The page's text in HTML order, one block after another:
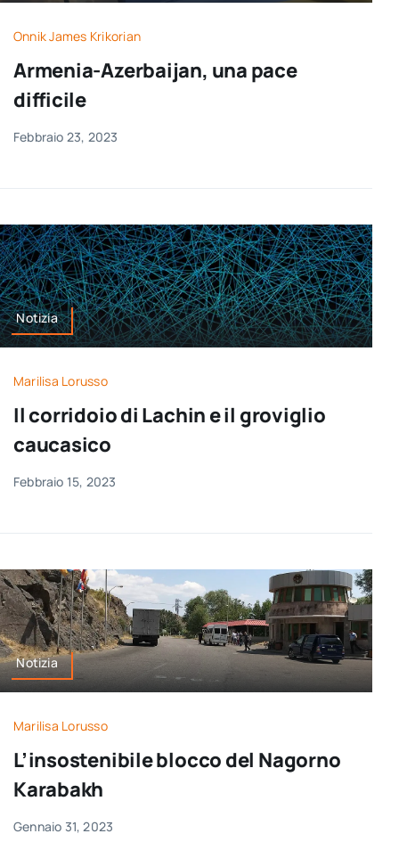
Newsletter
Onnik James Krikorian
Armenia-Azerbaijan, una pace
difficile
Febbraio 23, 2023
Notizia
Marilisa Lorusso
Il corridoio di Lachin e il groviglio
caucasico
Febbraio 15, 2023
Notizia
Marilisa Lorusso
L’insostenibile blocco del Nagorno
Karabakh
Gennaio 31, 2023